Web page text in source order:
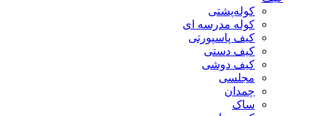
کوله‌پشتی
کوله مدرسه ای
کیف پاسپورتی
کیف دستی
کیف دوشی
مجلسی
چمدان
ساک